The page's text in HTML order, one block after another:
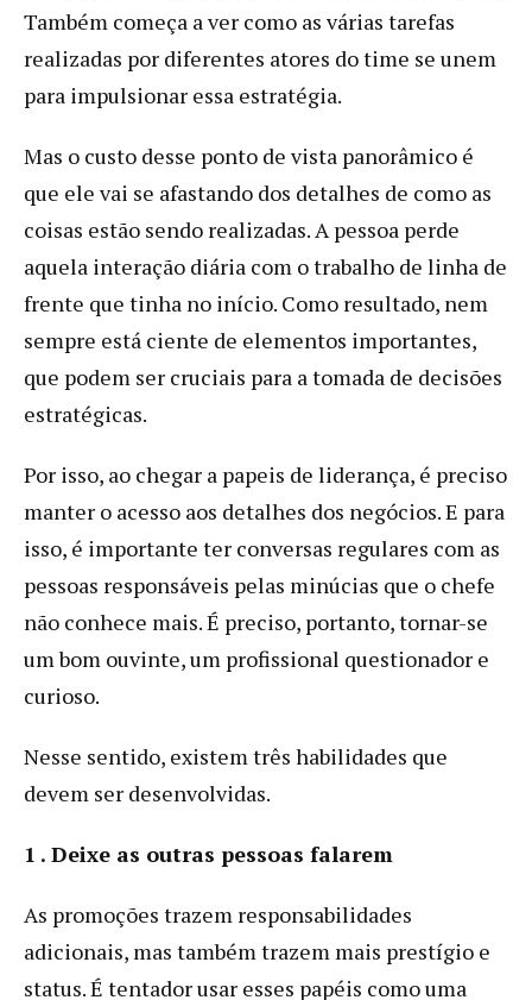
Também começa a ver como as várias tarefas
realizadas por diferentes atores do time se unem
para impulsionar essa estratégia.
Mas o custo desse ponto de vista panorâmico é
que ele vai se afastando dos detalhes de como as
coisas estão sendo realizadas. A pessoa perde
aquela interação diária com o trabalho de linha de
frente que tinha no início. Como resultado, nem
sempre está ciente de elementos importantes,
que podem ser cruciais para a tomada de decisões
estratégicas.
Por isso, ao chegar a papeis de liderança, é preciso
manter o acesso aos detalhes dos negócios. E para
isso, é importante ter conversas regulares com as
pessoas responsáveis pelas minúcias que o chefe
não conhece mais. É preciso, portanto, tornar-se
um bom ouvinte, um profissional questionador e
curioso.
Nesse sentido, existem três habilidades que
devem ser desenvolvidas.
1 . Deixe as outras pessoas falarem
As promoções trazem responsabilidades
adicionais, mas também trazem mais prestígio e
status. É tentador usar esses papéis como uma